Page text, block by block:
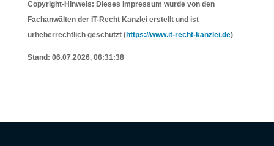
Copyright-Hinweis: Dieses Impressum wurde von den
Fachanwälten der IT-Recht Kanzlei erstellt und ist
urheberrechtlich geschützt (https://www.it-recht-kanzlei.de)
Stand: 06.07.2026, 06:31:38